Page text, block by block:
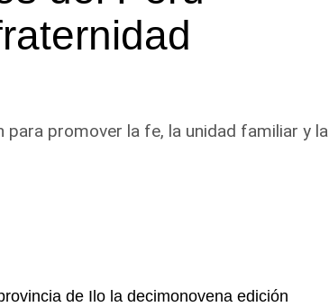
para promover la fe, la unidad familiar y la
de Ilo la decimonovena edición